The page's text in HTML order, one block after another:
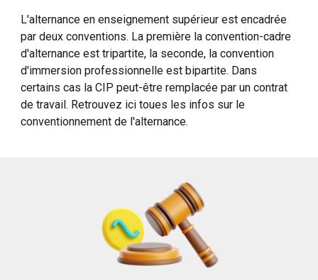
L'alternance en enseignement supérieur est encadrée
par deux conventions. La première la convention-cadre
d'alternance est tripartite, la seconde, la convention
d'immersion professionnelle est bipartite. Dans
certains cas la CIP peut-être remplacée par un contrat
de travail. Retrouvez ici toues les infos sur le
conventionnement de l'alternance.